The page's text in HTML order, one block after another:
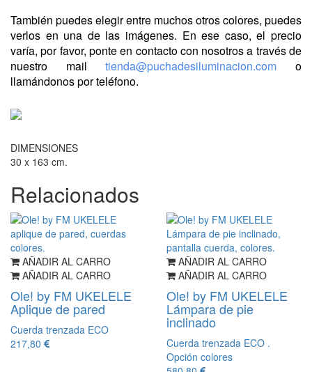
También puedes elegir entre muchos otros colores, puedes
verlos en una de las imágenes. En ese caso, el precio
varía, por favor, ponte en contacto con nosotros a través de
nuestro mailtienda@puchadesiluminacion.com o
llamándonos por teléfono.
DIMENSIONES
30 x 163 cm.
Relacionados
AÑADIR AL CARRO
AÑADIR AL CARRO
Ole! by FM UKELELE
Aplique de pared
Cuerda trenzada ECO
217,80
AÑADIR AL CARRO
AÑADIR AL CARRO
Ole! by FM UKELELE
Lámpara de pie
inclinado
Cuerda trenzada ECO .
Opción colores